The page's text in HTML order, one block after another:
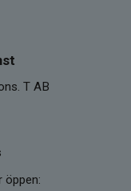
T AB
öppen: